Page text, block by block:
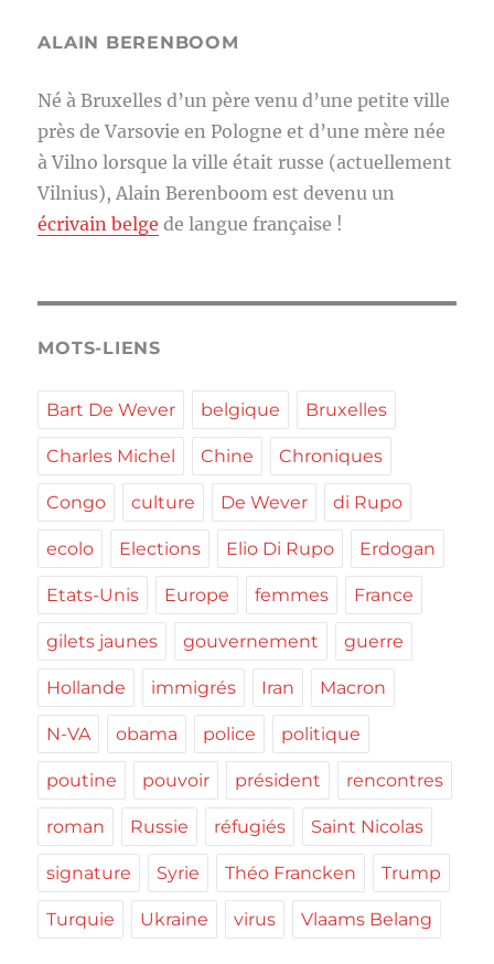
ALAIN BERENBOOM
Né à Bruxelles d’un père venu d’une petite ville
près de Varsovie en Pologne et d’une mère née
à Vilno lorsque la ville était russe (actuellement
Vilnius), Alain Berenboom est devenu un
écrivain belge de langue française !
MOTS-LIENS
Bart De Wever belgique Bruxelles
Charles Michel Chine Chroniques
Congo culture De Wever di Rupo
ecolo Elections Elio Di Rupo Erdogan
Etats-Unis Europe femmes France
gilets jaunes gouvernement guerre
Hollande immigrés Iran Macron
N-VA obama police politique
poutine pouvoir président rencontres
roman Russie réfugiés Saint Nicolas
signature Syrie Théo Francken Trump
Turquie Ukraine virus Vlaams Belang